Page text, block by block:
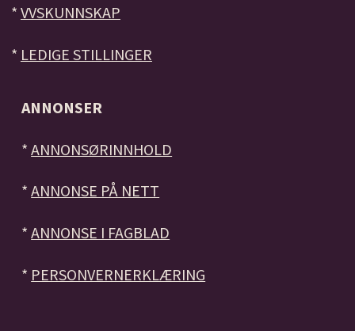
* VVSKUNNSKAP
* LEDIGE STILLINGER
ANNONSER
*ANNONSØRINNHOLD
*ANNONSE PÅ NETT
*ANNONSE I FAGBLAD
* PERSONVERNERKLÆRING